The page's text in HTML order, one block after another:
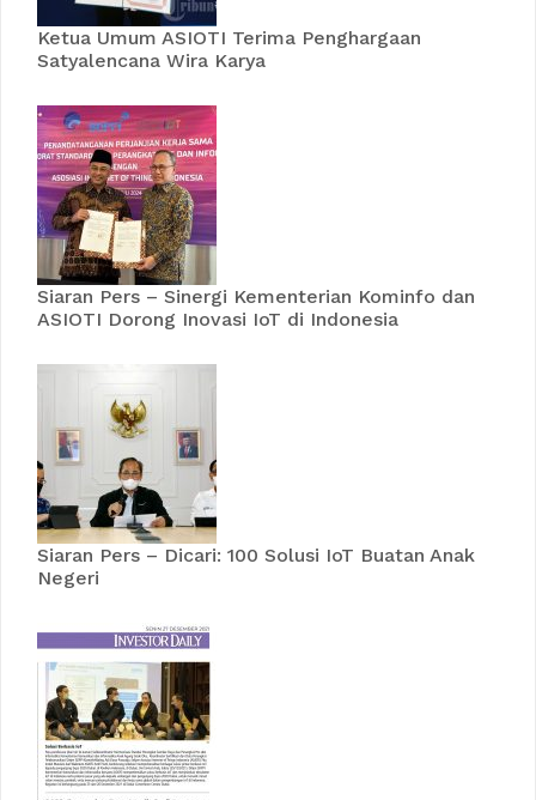
Ketua Umum ASIOTI Terima Penghargaan
Satyalencana Wira Karya
Siaran Pers – Sinergi Kementerian Kominfo dan
ASIOTI Dorong Inovasi IoT di Indonesia
Siaran Pers – Dicari: 100 Solusi IoT Buatan Anak
Negeri